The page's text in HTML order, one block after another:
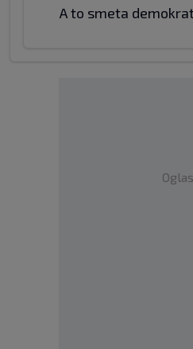
A to smeta
Oglas